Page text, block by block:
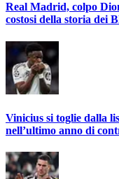
Real Madrid, colpo
costosi della storia dei
Vinicius si toglie dalla
nell’ultimo anno di